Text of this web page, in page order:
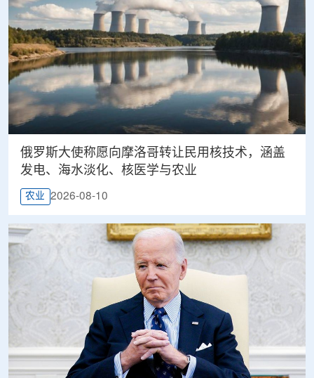
俄罗斯大使称愿向摩洛哥转让民用核技术，涵盖
发电、海水淡化、核医学与农业
农业 2026-08-10